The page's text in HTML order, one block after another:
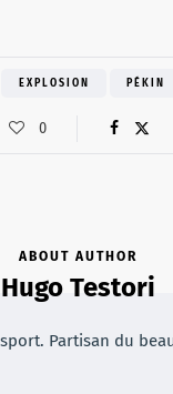
EXPLOSION PÉKIN
0
ABOUT AUTHOR
Hugo Testori
Partisan du